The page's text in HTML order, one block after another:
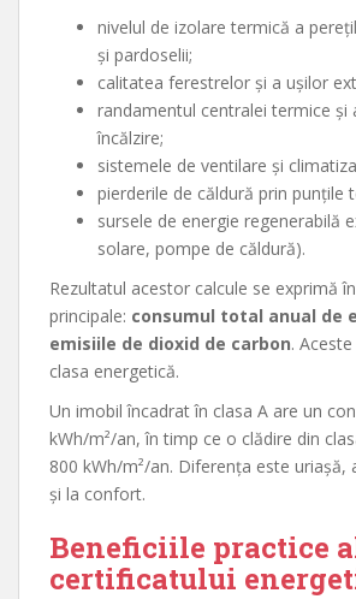
nivelul de izolare termică a
și pardoselii;
calitatea ferestrelor și a ușilor
randamentul centralei termice și
încălzire;
sistemele de ventilare și
pierderile de căldură prin punțile
sursele de energie regenerabilă
solare, pompe de căldură).
Rezultatul acestor calcule se exprimă
principale: consumul total anual de
emisiile de dioxid de carbon.
clasa energetică.
Un imobil încadrat în clasa A are un
kWh/m²/an, în timp ce o clădire din
800 kWh/m²/an. Diferența este
și la confort.
Beneficiile practice
certificatului